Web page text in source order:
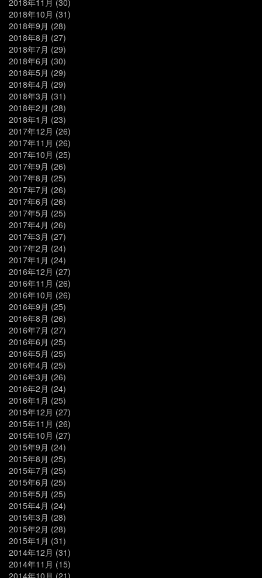
2018年11月 (30)
2018年10月 (31)
2018年9月 (28)
2018年8月 (27)
2018年7月 (29)
2018年6月 (30)
2018年5月 (29)
2018年4月 (29)
2018年3月 (31)
2018年2月 (28)
2018年1月 (23)
2017年12月 (26)
2017年11月 (26)
2017年10月 (25)
2017年9月 (26)
2017年8月 (25)
2017年7月 (26)
2017年6月 (26)
2017年5月 (25)
2017年4月 (26)
2017年3月 (27)
2017年2月 (24)
2017年1月 (24)
2016年12月 (27)
2016年11月 (26)
2016年10月 (26)
2016年9月 (25)
2016年8月 (26)
2016年7月 (27)
2016年6月 (25)
2016年5月 (25)
2016年4月 (25)
2016年3月 (26)
2016年2月 (24)
2016年1月 (25)
2015年12月 (27)
2015年11月 (26)
2015年10月 (27)
2015年9月 (24)
2015年8月 (25)
2015年7月 (25)
2015年6月 (25)
2015年5月 (25)
2015年4月 (24)
2015年3月 (28)
2015年2月 (28)
2015年1月 (31)
2014年12月 (31)
2014年11月 (15)